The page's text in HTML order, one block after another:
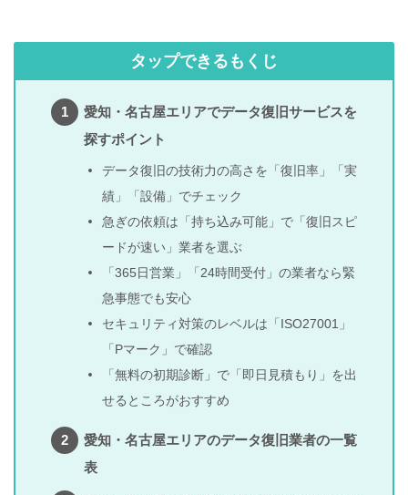
タップできるもくじ
愛知・名古屋エリアでデータ復旧サービスを
探すポイント
データ復旧の技術力の高さを「復旧率」「実
績」「設備」でチェック
急ぎの依頼は「持ち込み可能」で「復旧スピ
ードが速い」業者を選ぶ
「365日営業」「24時間受付」の業者なら緊
急事態でも安心
セキュリティ対策のレベルは「ISO27001」
「Pマーク」で確認
「無料の初期診断」で「即日見積もり」を出
せるところがおすすめ
愛知・名古屋エリアのデータ復旧業者の一覧
表